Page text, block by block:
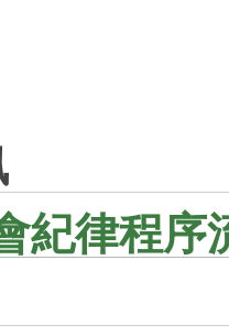
紀律程序